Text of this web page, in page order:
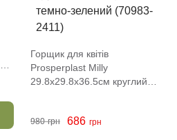
Горщик для квітів
Prosperplast Milly
29.8х29.8х36.5см круглий
980 грн 686 грн